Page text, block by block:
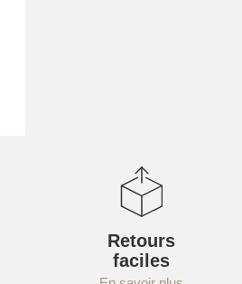
Retours
faciles